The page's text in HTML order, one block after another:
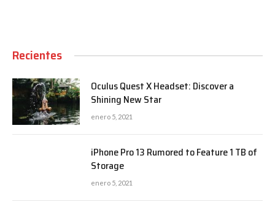
Recientes
Oculus Quest X Headset: Discover a
Shining New Star
enero 5, 2021
iPhone Pro 13 Rumored to Feature 1 TB of
Storage
enero 5, 2021